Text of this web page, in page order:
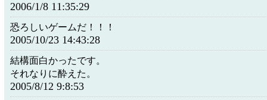
2006/1/8 11:35:29
恐ろしいゲームだ！！！
2005/10/23 14:43:28
結構面白かったです。
それなりに酔えた。
2005/8/12 9:8:53